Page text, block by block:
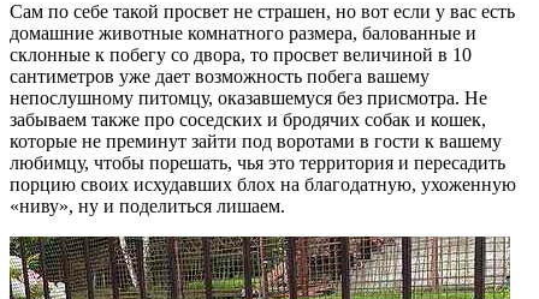
Сам по себе такой просвет не страшен, но вот если у вас есть
домашние животные комнатного размера, балованные и
склонные к побегу со двора, то просвет величиной в 10
сантиметров уже дает возможность побега вашему
непослушному питомцу, оказавшемуся без присмотра. Не
забываем также про соседских и бродячих собак и кошек,
которые не преминут зайти под воротами в гости к вашему
любимцу, чтобы порешать, чья это территория и пересадить
порцию своих исхудавших блох на благодатную, ухоженную
«ниву», ну и поделиться лишаем.